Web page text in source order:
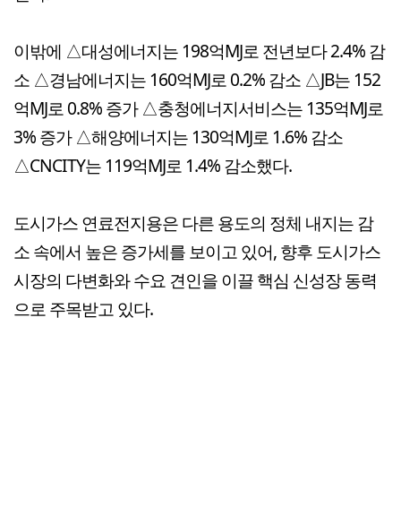
이밖에 △대성에너지는 198억MJ로 전년보다 2.4% 감
소 △경남에너지는 160억MJ로 0.2% 감소 △JB는 152
억MJ로 0.8% 증가 △충청에너지서비스는 135억MJ로
3% 증가 △해양에너지는 130억MJ로 1.6% 감소
△CNCITY는 119억MJ로 1.4% 감소했다.
도시가스 연료전지용은 다른 용도의 정체 내지는 감
소 속에서 높은 증가세를 보이고 있어, 향후 도시가스
시장의 다변화와 수요 견인을 이끌 핵심 신성장 동력
으로 주목받고 있다.